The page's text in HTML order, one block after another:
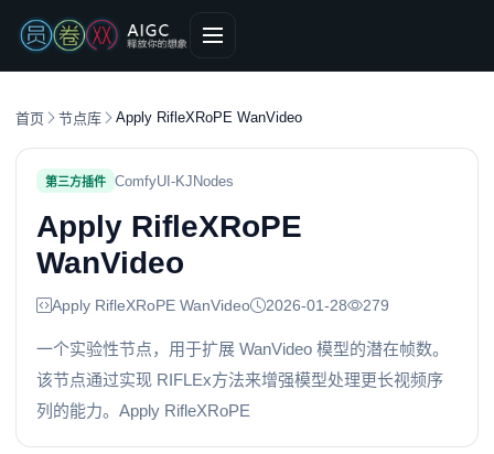
首页 节点库 Apply RifleXRoPE WanVideo
第三方插件 ComfyUI-KJNodes
Apply RifleXRoPE
WanVideo
Apply RifleXRoPE WanVideo 2026-01-28 279
一个实验性节点，用于扩展 WanVideo 模型的潜在帧数。
该节点通过实现 RIFLEx方法来增强模型处理更长视频序
列的能力。Apply RifleXRoPE